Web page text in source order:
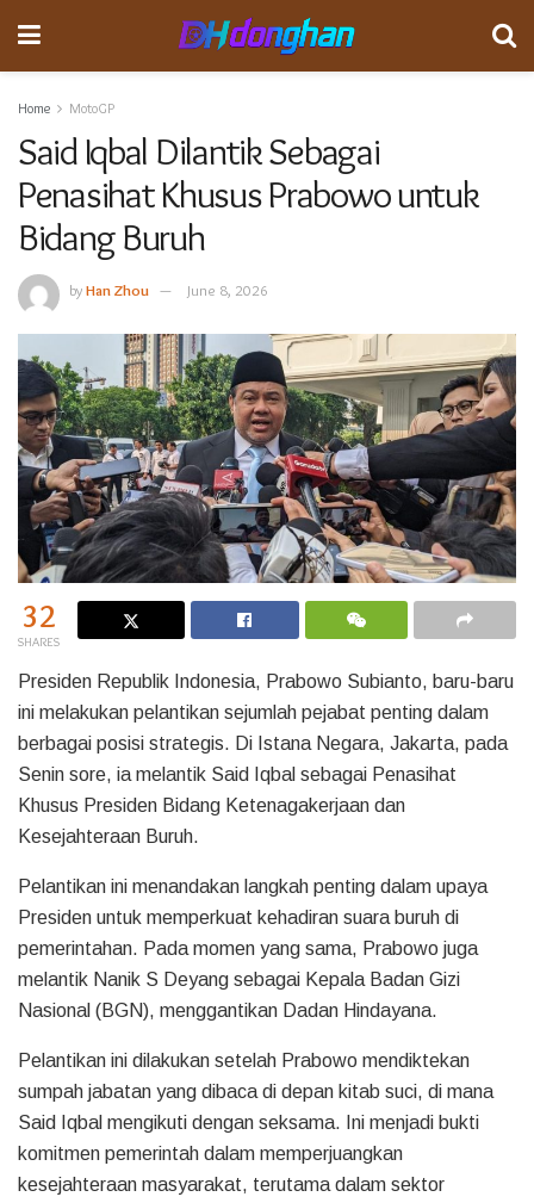
Home MotoGP
Said Iqbal Dilantik Sebagai
Penasihat Khusus Prabowo untuk
Bidang Buruh
byHan Zhou June 8, 2026
32
SHARES
Presiden Republik Indonesia, Prabowo Subianto, baru-baru
ini melakukan pelantikan sejumlah pejabat penting dalam
berbagai posisi strategis. Di Istana Negara, Jakarta, pada
Senin sore, ia melantik Said Iqbal sebagai Penasihat
Khusus Presiden Bidang Ketenagakerjaan dan
Kesejahteraan Buruh.
Pelantikan ini menandakan langkah penting dalam upaya
Presiden untuk memperkuat kehadiran suara buruh di
pemerintahan. Pada momen yang sama, Prabowo juga
melantik Nanik S Deyang sebagai Kepala Badan Gizi
Nasional (BGN), menggantikan Dadan Hindayana.
Pelantikan ini dilakukan setelah Prabowo mendiktekan
sumpah jabatan yang dibaca di depan kitab suci, di mana
Said Iqbal mengikuti dengan seksama. Ini menjadi bukti
komitmen pemerintah dalam memperjuangkan
kesejahteraan masyarakat, terutama dalam sektor